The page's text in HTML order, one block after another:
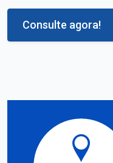
Consulte agora!